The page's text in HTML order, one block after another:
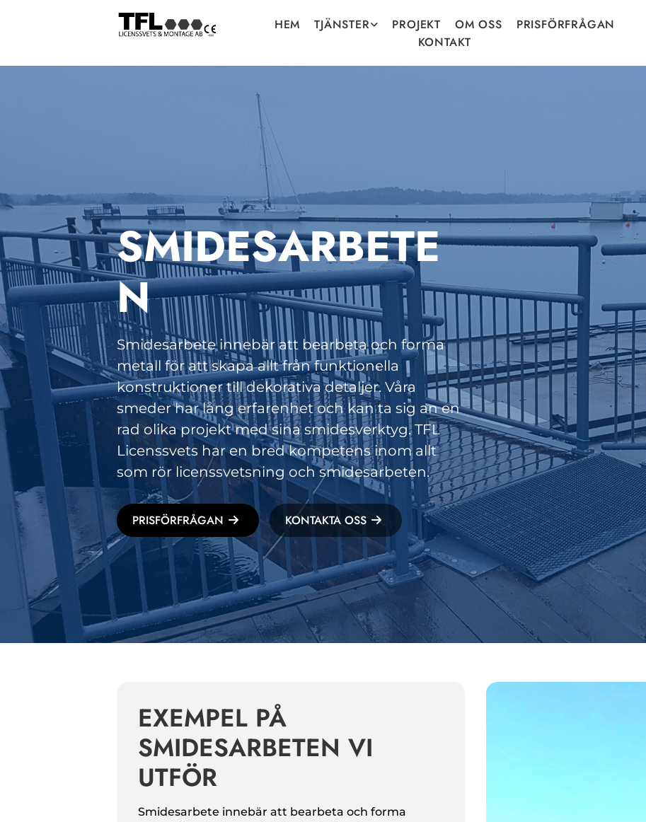
HEM TJÄNSTER PROJEKT OM OSS
PRISFÖRFRÅGAN
KONTAKT
SMIDESARBETE
N
Smidesarbete innebär att bearbeta och forma
metall för att skapa allt från funktionella
konstruktioner till dekorativa detaljer. Våra
smeder har lång erfarenhet och kan ta sig an en
rad olika projekt med sina smidesverktyg. TFL
Licenssvets har en bred kompetens inom allt
som rör licenssvetsning och smidesarbeten.
PRISFÖRFRÅGAN KONTAKTA OSS
EXEMPEL PÅ
SMIDESARBETEN VI
UTFÖR
Smidesarbete innebär att bearbeta och forma